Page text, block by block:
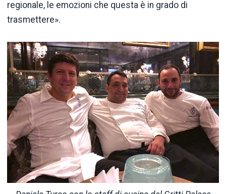
regionale, le emozioni che questa è in grado di
trasmettere».